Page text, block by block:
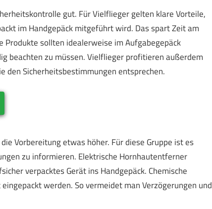
gut. Für Vielflieger gelten klare Vorteile,
im Handgepäck mitgeführt wird. Das spart Zeit am
Produkte sollten idealerweise im Aufgabegepäck
beachten zu müssen. Vielflieger profitieren außerdem
den Sicherheitsbestimmungen entsprechen.
Vorbereitung etwas höher. Für diese Gruppe ist es
zu informieren. Elektrische Hornhautentferner
verpacktes Gerät ins Handgepäck. Chemische
werden. So vermeidet man Verzögerungen und